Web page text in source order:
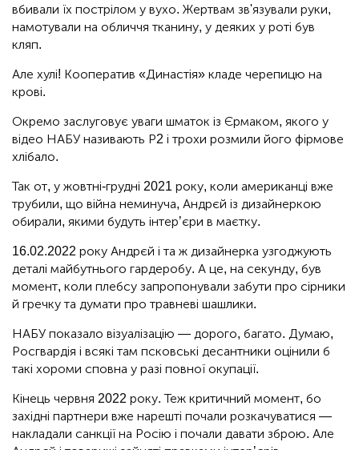
вбивали їх пострілом у вухо. Жертвам зв'язували руки,
намотували на обличчя тканину, у деяких у роті був
кляп.
Але хулі! Кооператив «Династія» кладе черепицю на
крові.
Окремо заслуговує уваги шматок із Єрмаком, якого у
відео НАБУ називають Р2 і трохи розмили його фірмове
хлібало.
Так от, у жовтні-грудні 2021 року, коли американці вже
трубили, що війна неминуча, Андрєй із дизайнеркою
обирали, якими будуть інтерʼєри в маєтку.
16.02.2022 року Андрєй і та ж дизайнерка узгоджують
деталі майбутнього гардеробу. А це, на секунду, був
момент, коли плебсу запропонували забути про сірники
й гречку та думати про травневі шашлики.
НАБУ показало візуалізацію — дорого, багато. Думаю,
Росгвардія і всякі там псковські десантники оцінили б
такі хороми сповна у разі повної окупації.
Кінець червня 2022 року. Теж критичний момент, бо
західні партнери вже нарешті почали розкачуватися —
накладали санкції на Росію і почали давати зброю. Але